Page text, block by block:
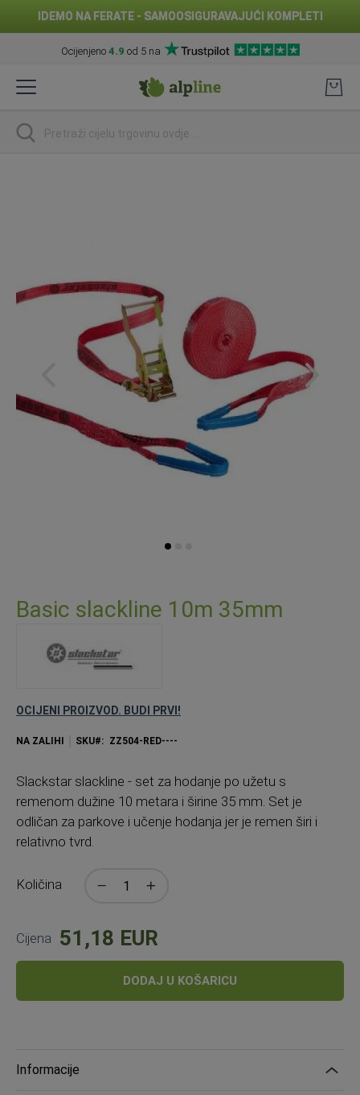
IDEMO NA FERATE - SAMOOSIGURAVAJUĆI KOMPLETI
Ocijenjeno 4.9 od 5 na
na
traži
gallery
to
the
gallery
Basic slackline 10m 35mm
OCIJENI PROIZVOD. BUDI PRVI!
NA ZALIHI SKU ZZ504-RED----
Slackstar slackline - set za hodanje po užetu s
remenom dužine 10 metara i širine 35 mm. Set je
odličan za parkove i učenje hodanja jer je remen širi i
relativno tvrd.
Količina
Cijena 51,18 EUR
DODAJ U KOŠARICU
Informacije